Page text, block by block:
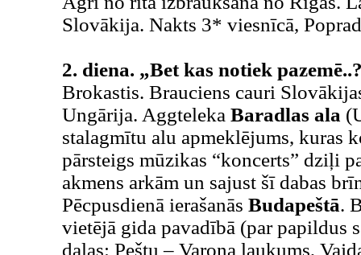
Slovākija. Nakts 3* viesnīcā,
2. diena. „Bet kas notiek
Brokastis. Brauciens cauri
Ungārija. Aggteleka Baradlas ala
stalagmītu alu apmeklējums, kuras
pārsteigs mūzikas “koncerts” dziļi
akmens arkām un sajust šī dabas
Pēcpusdienā ierašanās Budapeštā.
vietējā gida pavadībā (par papildus
daļas: Peštu – Varoņa laukums,